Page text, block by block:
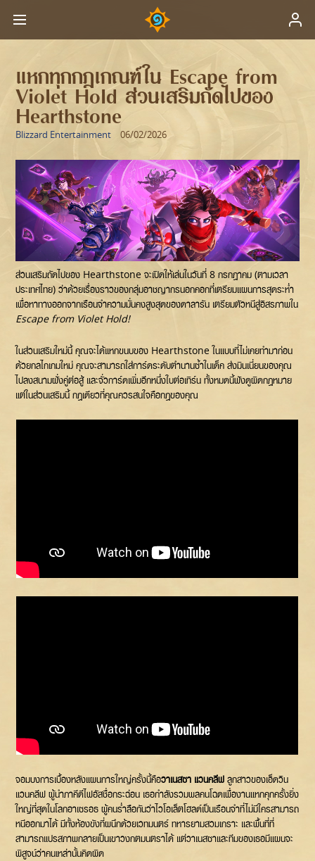
แหกทุกกฎเกณฑ์ใน Escape from
Violet Hold ส่วนเสริมถัดไปของ
Hearthstone
Blizzard Entertainment 06/02/2026
ส่วนเสริมถัดไปของ Hearthstone จะเปิดให้เล่นในวันที่ 8 กรกฎาคม (ตามเวลา
ประเทศไทย) ว่าด้วยเรื่องราวของกลุ่มอาชญากรนอกคอกที่เตรียมแผนการสุดระห่ำ
เพื่อหาทางออกจากเรือนจำความมั่นคงสูงสุดของดาลารัน เตรียมตัวหนีสู่อิสรภาพใน
Escape from Violet Hold!
ในส่วนเสริมใหม่นี้ คุณจะได้แหกขนบของ Hearthstone ในแบบที่ไม่เคยทำมาก่อน
ด้วยกลไกเกมใหม่ คุณจะสามารถใส่การ์ดระดับตำนานซ้ำในเด็ค ส่งมินเนี่ยนของคุณ
ไปลงสนามฝั่งคู่ต่อสู้ และจั่วการ์ดเพิ่มอีกหนึ่งใบต่อเทิร์น ทั้งหมดนี้ฟังดูผิดกฎหมาย
แต่ในส่วนเสริมนี้ กฎเดียวที่คุณควรสนใจคือกฎของคุณ
จอมบงการเบื้องหลังแผนการใหญ่ครั้งนี้คือวาเนสซา แวนคลีฟ ลูกสาวของเอ็ดวิน
แวนคลีฟ ผู้นำภาคีดีไฟอัสชื่อกระฉ่อน เธอกำลังรวมพลคนโฉดเพื่องานแหกคุกครั้งยิ่ง
ใหญ่ที่สุดในโลกอาเซรอธ ผู้คนร่ำลือกันว่าไวโอเล็ตโฮลด์เป็นเรือนจำที่ไม่มีใครสามารถ
หนีออกมาได้ มีทั้งห้องขังที่ผนึกด้วยเวทมนตร์ ทหารยามสวมเกราะ และพื้นที่ที่
สามารถแปรสภาพกลายเป็นเขาวงกตมนตราได้ แต่วาเนสซาและทีมของเธอมีแผนจะ
พิสูจน์ว่าคนเหล่านั้นคิดผิด